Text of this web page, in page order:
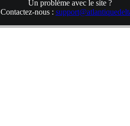
Un problème avec le site ?
Contactez-nous :